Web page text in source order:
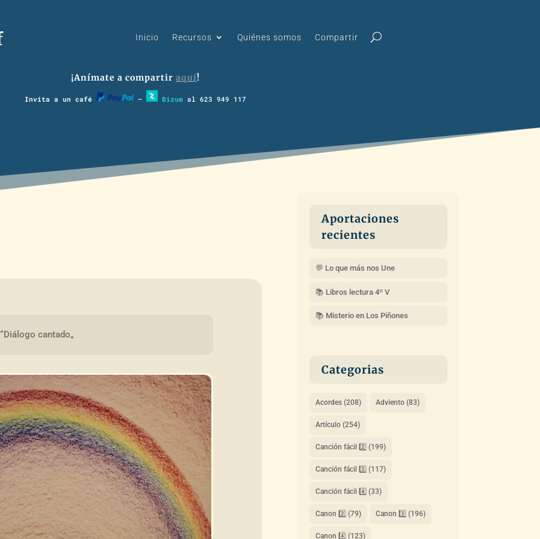
Inicio Recursos Quiénes somos Compartir
¡Anímate a compartir aquí!
Invita a un café – Bizum al 623 949 117
“Diálogo cantado„
Aportaciones
recientes
💬 Lo que más nos Une
📚 Libros lectura 4º V
📚 Misterio en Los Piñones
Categorias
Acordes(208) Adviento(83)
Artículo(254)
Canción fácil 2️⃣ (199)
Canción fácil 3️⃣ (117)
Canción fácil 4️⃣ (33)
Canon 2️⃣ (79) Canon 3️⃣ (196)
Canon 4️⃣ (123)